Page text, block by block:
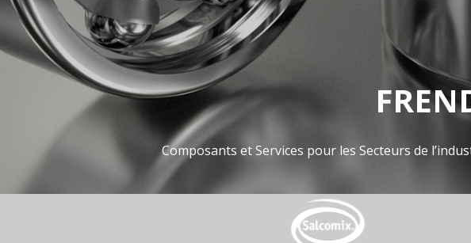
Composants et Services pour les Secteurs de